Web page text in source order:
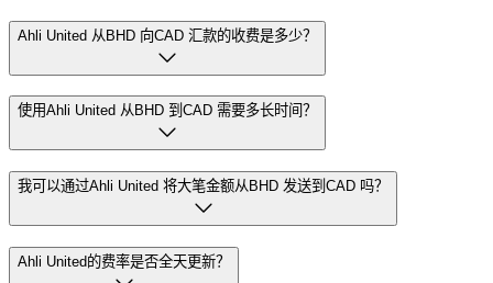
Ahli United 从BHD 向CAD 汇款的收费是多少？
使用Ahli United 从BHD 到CAD 需要多长时间？
我可以通过Ahli United 将大笔金额从BHD 发送到CAD 吗？
Ahli United的费率是否全天更新？